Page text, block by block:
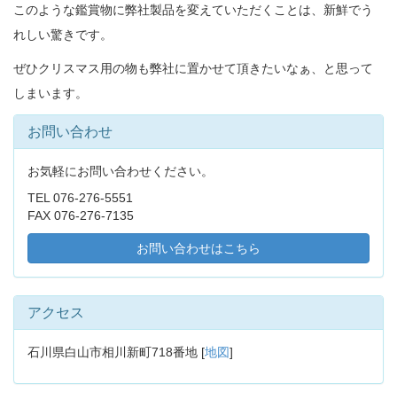
このような鑑賞物に弊社製品を変えていただくことは、新鮮でう
れしい驚きです。
ぜひクリスマス用の物も弊社に置かせて頂きたいなぁ、と思って
しまいます。
お問い合わせ
お気軽にお問い合わせください。
TEL 076-276-5551
FAX 076-276-7135
お問い合わせはこちら
アクセス
石川県白山市相川新町718番地 [地図]